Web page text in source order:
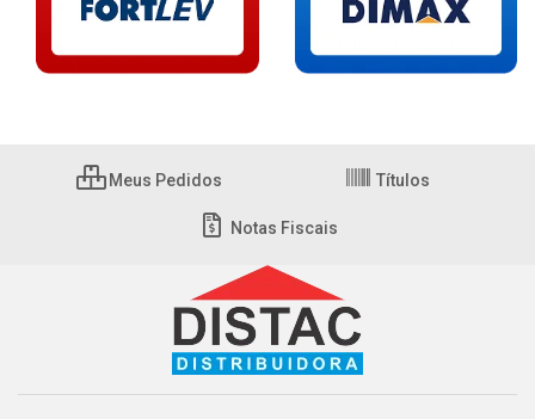
Meus Pedidos Títulos
Notas Fiscais